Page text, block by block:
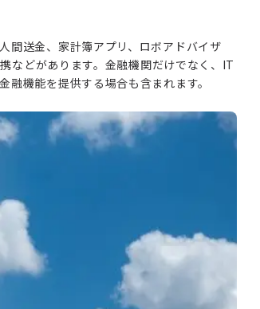
間送金、家計簿アプリ、ロボアドバイザ
などがあります。金融機関だけでなく、IT
機能を提供する場合も含まれます。